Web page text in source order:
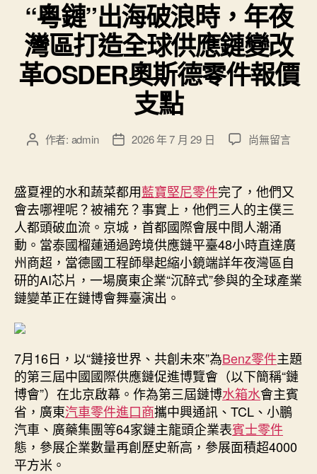
“粵鏈”出海破浪時，年夜
灣區打造全球供應鏈變改
革OSDER奧斯德零件報價
支點
文
者
作者: admin
文
佈
日
期
2026 年 7 月 29 日
在
出
海
破
浪
時，
年
夜
全
球
供
應
鏈
變
改
尚無留言
盛夏裡的水和蔬菜都用藍寶堅尼零件完了，他們又
會去哪裡呢？被補充？事實上，他們三人的主僕三
人都頭破血流。京城，首都國際會展中間人潮涌
動。當泰國榴蓮通過跨境供應鏈平臺48小時直達廣
州商超，當德國工程師舉起縮小鏡端詳年夜灣區自
研的AI芯片，一場廣東企業“沉醉式”參與的全球產業
鏈變革正在鏈博會舞臺演出。
7月16日，以“鏈接世界、共創未來”為Benz零件主題
的第三屆中國國際供應鏈促進博覽會（以下簡稱“鏈
博會”）在北京啟幕。作為第三屆鏈博水箱水會主賓
省，廣東汽車零件進口商攜中興通訊、TCL、小鵬
汽車、廣藥集團等64家鏈主龍頭企業表賓士零件
態，參展企業數量再創歷史新高，參展面積超4000
平方米。